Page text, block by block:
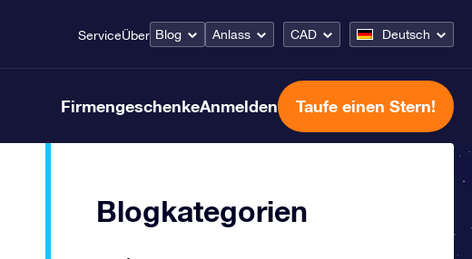
ServiceÜber Blog Anlass CAD Deutsch
FirmengeschenkeAnmelden Taufe einen Stern!
Blogkategorien